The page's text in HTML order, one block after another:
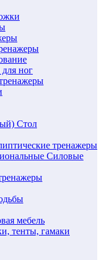
ног
Стол
тренажеры
Силовые
мебель
тенты, гамаки